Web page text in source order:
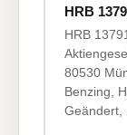
HRB
HRB
80530
Benzing,
Geändert,